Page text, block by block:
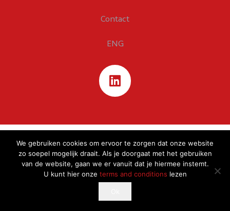
Contact
ENG
If you continue to use this site, you agree with it.
We gebruiken cookies om ervoor te zorgen dat onze website
zo soepel mogelijk draait. Als je doorgaat met het gebruiken
van de website, gaan we er vanuit dat je hiermee instemt.
U kunt hier onze terms and conditions lezen